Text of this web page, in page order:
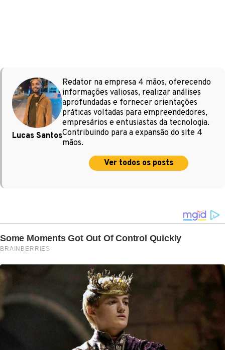
Lucas Santos
Redator na empresa 4 mãos, oferecendo
informações valiosas, realizar análises
aprofundadas e fornecer orientações
práticas voltadas para empreendedores,
empresários e entusiastas da tecnologia.
Contribuindo para a expansão do site 4
mãos.
Ver todos os posts